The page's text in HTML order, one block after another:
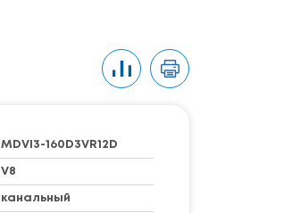
MDVI3-160D3VR12D
V8
канальный